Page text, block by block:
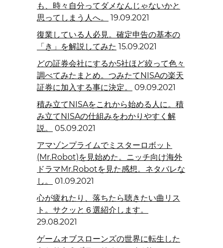
も、時々自分ってダメなんじゃないかと
思ってしまう人へ。
19.09.2021
復業している人必見。確定申告の基本の
「き」を解説してみた 15.09.2021
どの証券会社にするか5社ほど絞って色々
調べてみたまとめ。つみたてNISAの楽天
証券に加入する事に決定。
09.09.2021
積み立てNISAをこれから始める人に。積
み立てNISAの仕組みをわかりやすく解
説。
05.09.2021
アマゾンプライムでミスターロボット
(Mr.Robot)を見始めた。ニッチ向け海外
ドラマMr.Robotを見た感想。ネタバレな
し。
01.09.2021
心が疲れたり、落ちたら聴きたい曲リス
ト。サクッと６選紹介します。
29.08.2021
ゲームオブスローンズの世界に転生した